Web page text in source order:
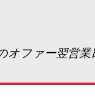
オファー翌営